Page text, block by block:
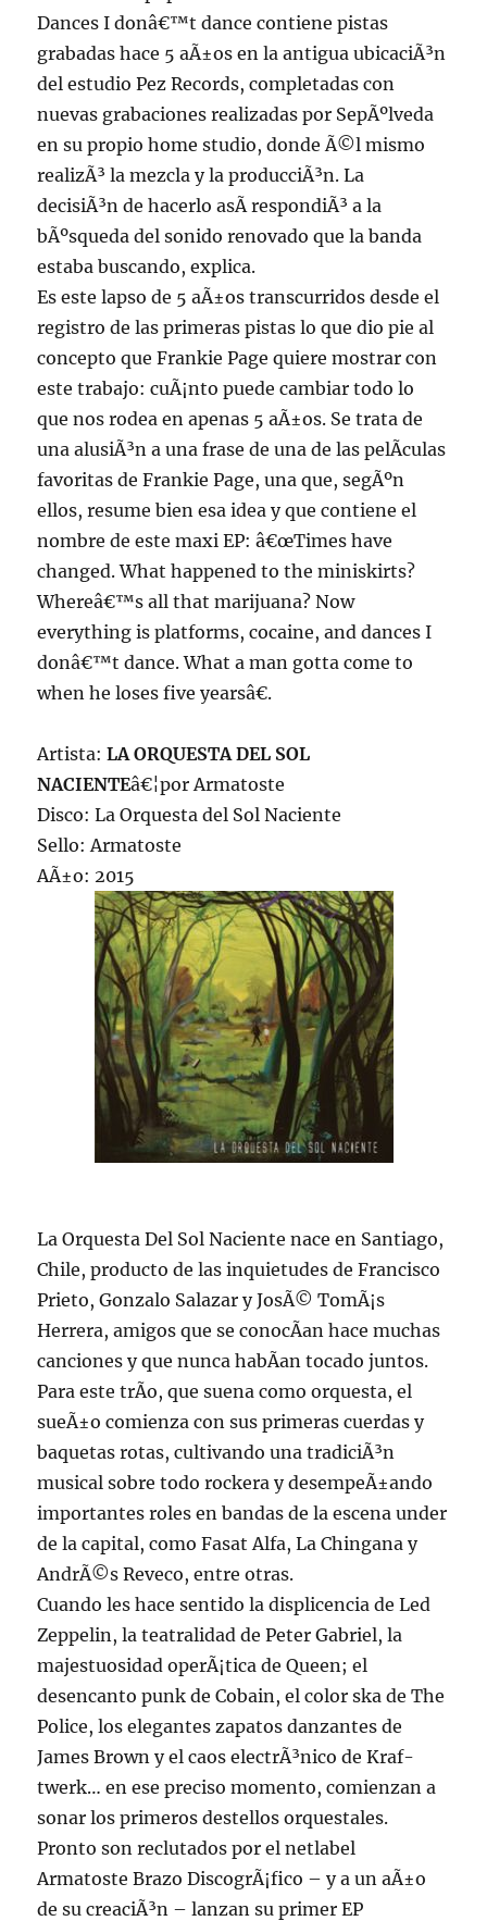
Dances I donâ€™t dance contiene pistas
grabadas hace 5 aÃ±os en la antigua ubicaciÃ³n
del estudio Pez Records, completadas con
nuevas grabaciones realizadas por SepÃºlveda
en su propio home studio, donde Ã©l mismo
realizÃ³ la mezcla y la producciÃ³n. La
decisiÃ³n de hacerlo asÃ­ respondiÃ³ a la
bÃºsqueda del sonido renovado que la banda
estaba buscando, explica.
Es este lapso de 5 aÃ±os transcurridos desde el
registro de las primeras pistas lo que dio pie al
concepto que Frankie Page quiere mostrar con
este trabajo: cuÃ¡nto puede cambiar todo lo
que nos rodea en apenas 5 aÃ±os. Se trata de
una alusiÃ³n a una frase de una de las pelÃ­culas
favoritas de Frankie Page, una que, segÃºn
ellos, resume bien esa idea y que contiene el
nombre de este maxi EP: â€œTimes have
changed. What happened to the miniskirts?
Whereâ€™s all that marijuana? Now
everything is platforms, cocaine, and dances I
donâ€™t dance. What a man gotta come to
when he loses five yearsâ€.
Artista:LA ORQUESTA DEL SOL
NACIENTEâ€¦por Armatoste
Disco: La Orquesta del Sol Naciente
Sello: Armatoste
AÃ±o: 2015
La Orquesta Del Sol Naciente nace en Santiago,
Chile, producto de las inquietudes de Francisco
Prieto, Gonzalo Salazar y JosÃ© TomÃ¡s
Herrera, amigos que se conocÃ­an hace muchas
canciones y que nunca habÃ­an tocado juntos.
Para este trÃ­o, que suena como orquesta, el
sueÃ±o comienza con sus primeras cuerdas y
baquetas rotas, cultivando una tradiciÃ³n
musical sobre todo rockera y desempeÃ±ando
importantes roles en bandas de la escena under
de la capital, como Fasat Alfa, La Chingana y
AndrÃ©s Reveco, entre otras.
Cuando les hace sentido la displicencia de Led
Zeppelin, la teatralidad de Peter Gabriel, la
majestuosidad operÃ¡tica de Queen; el
desencanto punk de Cobain, el color ska de The
Police, los elegantes zapatos danzantes de
James Brown y el caos electrÃ³nico de Kraf-
twerk… en ese preciso momento, comienzan a
sonar los primeros destellos orquestales.
Pronto son reclutados por el netlabel
Armatoste Brazo DiscogrÃ¡fico – y a un aÃ±o
de su creaciÃ³n – lanzan su primer EP